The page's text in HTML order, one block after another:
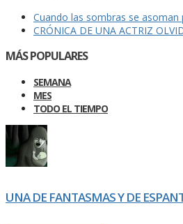
Cuando las sombras se asoman
CRÓNICA DE UNA ACTRIZ
MÁS POPULARES
SEMANA
MES
TODO EL TIEMPO
UNA DE FANTASMAS Y DE